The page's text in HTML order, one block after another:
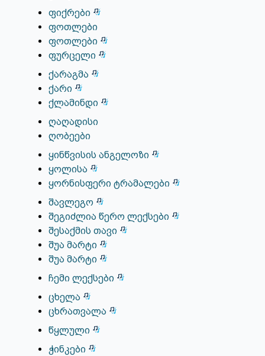
ფიქრები
ფოთლები
ფოთლები
ფურცელი
ქარაგმა
ქარი
ქლამინდი
ღაღადისი
ღობეები
ყინწვისის ანგელოზი
ყოლისა
ყორნისფერი ტრამალები
შავლეგო
შეგიძლია წერო ლექსები
შესაქმის თავი
შუა მარტი
შუა მარტი
ჩემი ლექსები
ცხელა
ცხრათვალა
წყლული
ჭინკები